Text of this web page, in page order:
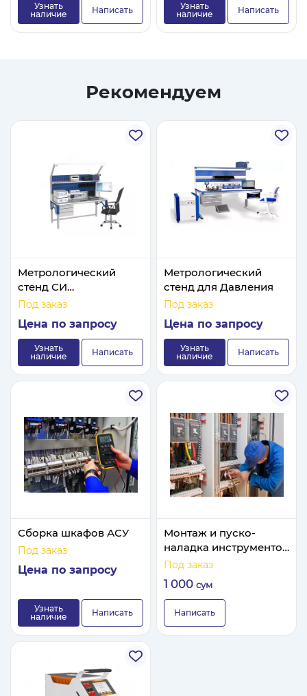
Узнать
наличие
Написать
Узнать
наличие
Написать
Рекомендуем
Метрологический
стенд СИ
электрических
Под заказ
Цена по запросу
Узнать
наличие
Написать
Метрологический
стенд для Давления
Под заказ
Цена по запросу
Узнать
наличие
Написать
Сборка шкафов АСУ
Под заказ
Цена по запросу
Узнать
наличие
Написать
Монтаж и пуско-
наладка инструментов
и систем
автоматизации.
Под заказ
1 000 сум
Написать